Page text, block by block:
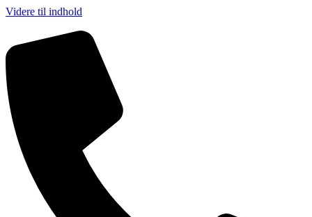
Videre til indhold